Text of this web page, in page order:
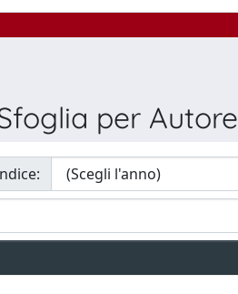
per Autore